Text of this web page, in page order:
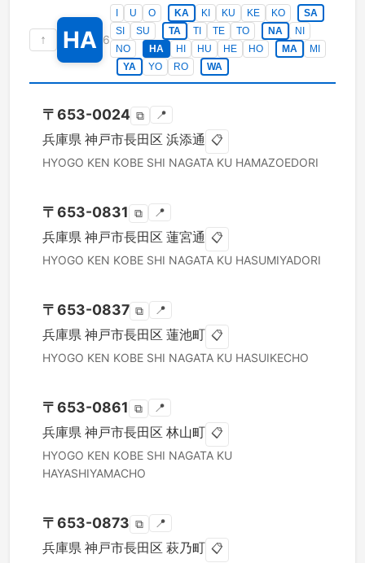
↑ HA 6
U O KA KI KU KE KO
SA
SI
SU TA TI TE TO NA
NI
NO
HA HI HU HE HO MA
MI
YA
YO RO WA
〒653-0024 ⧉ 📍
兵庫県 神戸市長田区 浜添通 📋
HYOGO KEN KOBE SHI NAGATA KU HAMAZOEDORI
〒653-0831 ⧉ 📍
兵庫県 神戸市長田区 蓮宮通 📋
HYOGO KEN KOBE SHI NAGATA KU HASUMIYADORI
〒653-0837 ⧉ 📍
兵庫県 神戸市長田区 蓮池町 📋
HYOGO KEN KOBE SHI NAGATA KU HASUIKECHO
〒653-0861 ⧉ 📍
兵庫県 神戸市長田区 林山町 📋
HYOGO KEN KOBE SHI NAGATA KU
HAYASHIYAMACHO
〒653-0873 ⧉ 📍
兵庫県 神戸市長田区 萩乃町 📋